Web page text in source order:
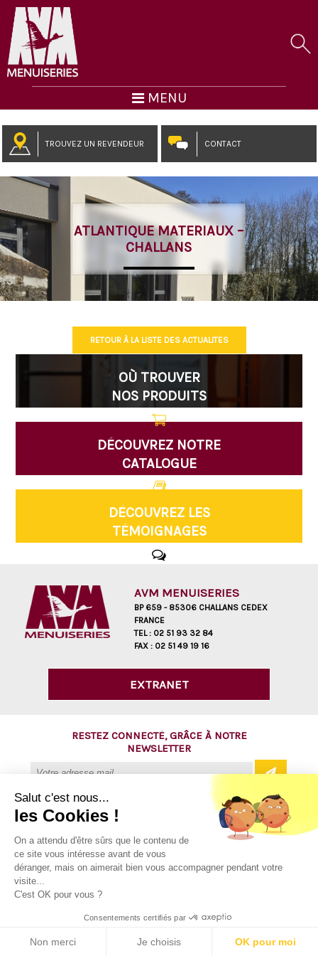
MENU
TROUVEZ UN REVENDEUR CONTACT
ATLANTIQUE MATERIAUX –
CHALLANS
RETOUR À LA LISTE DES ACTUALITÉS
OÙ TROUVER
NOS PRODUITS
DÉCOUVREZ NOTRE
CATALOGUE
DÉCOUVREZ LES
TÉMOIGNAGES
AVM MENUISERIES
BP 659 - 85306 CHALLANS CEDEX
FRANCE
TEL : 02 51 93 32 84
FAX : 02 51 49 19 16
EXTRANET
RESTEZ CONNECTÉ, GRÂCE À NOTRE
NEWSLETTER
@ Copyright 2016 - AVM Menuiseries
Tous droits réservés
Contact
Salut c'est nous...
les Cookies !
On a attendu d'être sûrs que le contenu de
ce site vous intéresse avant de vous
déranger, mais on aimerait bien vous accompagner pendant votre
visite...
C'est OK pour vous ?
Consentements certifiés par
Non merci Je choisis OK pour moi